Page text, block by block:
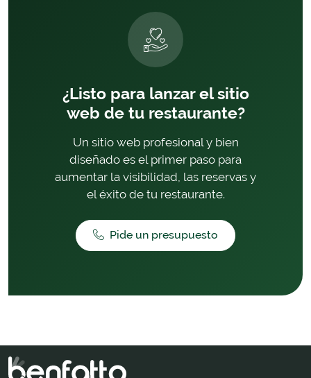
¿Listo para lanzar el sitio
web de tu restaurante?
Un sitio web profesional y bien
diseñado es el primer paso para
aumentar la visibilidad, las reservas y
el éxito de tu restaurante.
Pide un presupuesto